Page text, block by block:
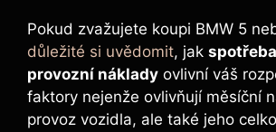
Pokud zvažujete koupi BMW 5
důležité si uvědomit, jak
provozní náklady ovlivní váš
faktory nejenže ovlivňují měsíční
provoz vozidla, ale také jeho